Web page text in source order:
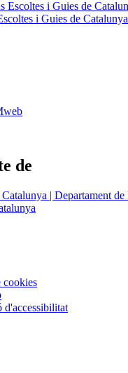
i Guies de Catalunya
de
cookies
d'accessibilitat